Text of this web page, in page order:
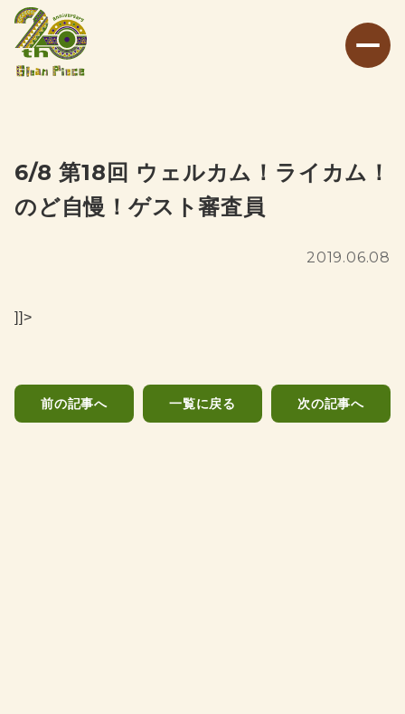
6/8 第18回 ウェルカム！ライカム！
のど自慢！ゲスト審査員
2019.06.08
]]>
前の記事へ 一覧に戻る 次の記事へ